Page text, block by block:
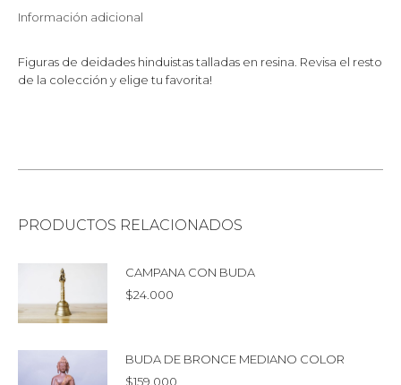
Información adicional
Figuras de deidades hinduistas talladas en resina. Revisa el resto
de la colección y elige tu favorita!
PRODUCTOS RELACIONADOS
CAMPANA CON BUDA
$24.000
BUDA DE BRONCE MEDIANO COLOR
$159.000